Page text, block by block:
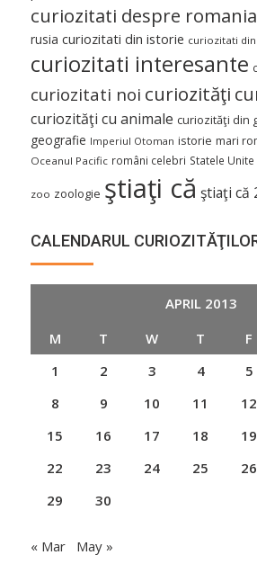
curiozitati despre romania
rusia curiozitati din istorie curiozitati
curiozitati interesante
curiozitati noi curiozităţi
curiozităţi cu animale curiozităţi din
geografie Imperiul Otoman istorie mari
Oceanul Pacific români celebri Statele
zoo zoologie ştiaţi că ştiaţi că
CALENDARUL
APRIL 2013
M
T W T F
1
2 3 4 5
8
9 10 11 12
15
16 17 18 19
22
23 24 25 26
29
30
« Mar May »